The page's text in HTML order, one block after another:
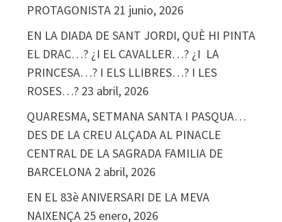
PROTAGONISTA 21 junio, 2026
EN LA DIADA DE SANT JORDI, QUÈ HI PINTA
EL DRAC…? ¿I EL CAVALLER…? ¿I LA
PRINCESA…? I ELS LLIBRES…? I LES
ROSES…? 23 abril, 2026
QUARESMA, SETMANA SANTA I PASQUA…
DES DE LA CREU ALÇADA AL PINACLE
CENTRAL DE LA SAGRADA FAMILIA DE
BARCELONA 2 abril, 2026
EN EL 83è ANIVERSARI DE LA MEVA
NAIXENÇA 25 enero, 2026